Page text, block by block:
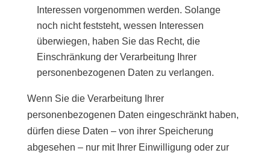
Interessen vorgenommen werden. Solange
noch nicht feststeht, wessen Interessen
überwiegen, haben Sie das Recht, die
Einschränkung der Verarbeitung Ihrer
personenbezogenen Daten zu verlangen.
Wenn Sie die Verarbeitung Ihrer
personenbezogenen Daten eingeschränkt haben,
dürfen diese Daten – von ihrer Speicherung
abgesehen – nur mit Ihrer Einwilligung oder zur